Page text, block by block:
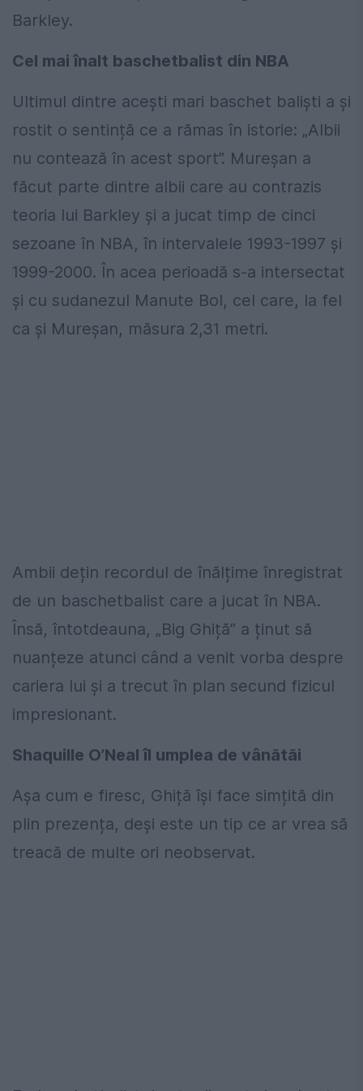
Barkley.
Cel mai înalt baschetbalist din NBA
Ultimul dintre acești mari baschet baliști a și
rostit o sentință ce a rămas în istorie: „Albii
nu contează în acest sport”. Mureșan a
făcut parte dintre albii care au contrazis
teoria lui Barkley și a jucat timp de cinci
sezoane în NBA, în intervalele 1993-1997 și
1999-2000. În acea perioadă s-a intersectat
și cu sudanezul Manute Bol, cel care, la fel
ca și Mureșan, măsura 2,31 metri.
Ambii dețin recordul de înălțime înregistrat
de un baschetbalist care a jucat în NBA.
Însă, întotdeauna, „Big Ghiță” a ținut să
nuanțeze atunci când a venit vorba despre
cariera lui și a trecut în plan secund fizicul
impresionant.
Shaquille O’Neal îl umplea de vânătăi
Așa cum e firesc, Ghiță își face simțită din
plin prezența, deși este un tip ce ar vrea să
treacă de multe ori neobservat.